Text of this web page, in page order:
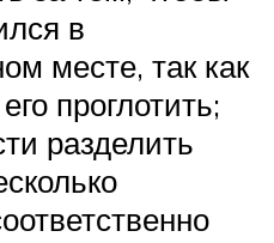
в
месте, так как
проглотить;
разделить